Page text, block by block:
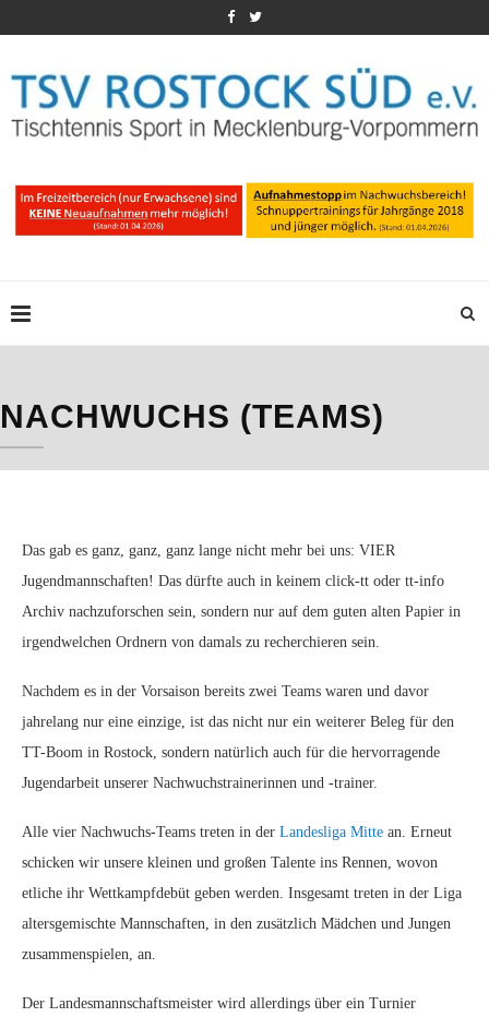
NACHWUCHS (TEAMS)
Das gab es ganz, ganz, ganz lange nicht mehr bei uns: VIER
Jugendmannschaften! Das dürfte auch in keinem click-tt oder tt-info
Archiv nachzuforschen sein, sondern nur auf dem guten alten Papier in
irgendwelchen Ordnern von damals zu recherchieren sein.
Nachdem es in der Vorsaison bereits zwei Teams waren und davor
jahrelang nur eine einzige, ist das nicht nur ein weiterer Beleg für den
TT-Boom in Rostock, sondern natürlich auch für die hervorragende
Jugendarbeit unserer Nachwuchstrainerinnen und -trainer.
Alle vier Nachwuchs-Teams treten in der Landesliga Mitte an. Erneut
schicken wir unsere kleinen und großen Talente ins Rennen, wovon
etliche ihr Wettkampfdebüt geben werden. Insgesamt treten in der Liga
altersgemischte Mannschaften, in den zusätzlich Mädchen und Jungen
zusammenspielen, an.
Der Landesmannschaftsmeister wird allerdings über ein Turnier